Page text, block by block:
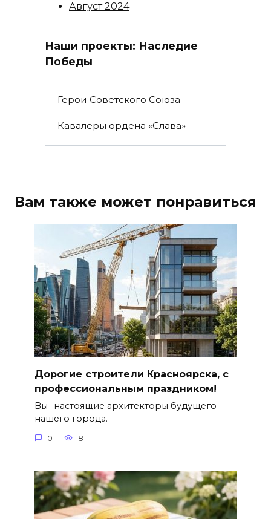
Август 2024
Наши проекты: Наследие
Победы
Герои Советского Союза
Кавалеры ордена «Слава»
Вам также может понравиться
Дорогие строители Красноярска, с
профессиональным праздником!
Вы- настоящие архитекторы будущего
нашего города.
0 8